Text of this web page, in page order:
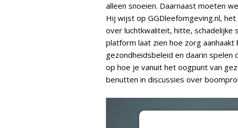
alleen snoeien. Daarnaast moeten
Hij wijst op GGDleefomgeving.nl,
over luchtkwaliteit, hitte,
platform laat zien hoe zorg aanhaakt
gezondheidsbeleid en daarin spelen
op hoe je vanuit het oogpunt van
benutten in discussies over